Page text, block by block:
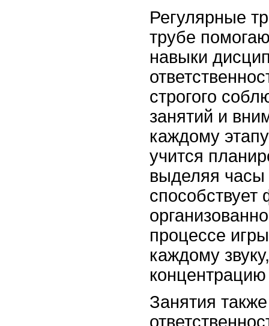
Регулярные
трубе
навыки
строгого
занятий и
каждому
учится
выделяя часы
процессе
каждому
Занятия